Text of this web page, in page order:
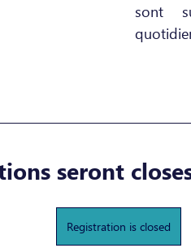
sont
seront
Registration is closed